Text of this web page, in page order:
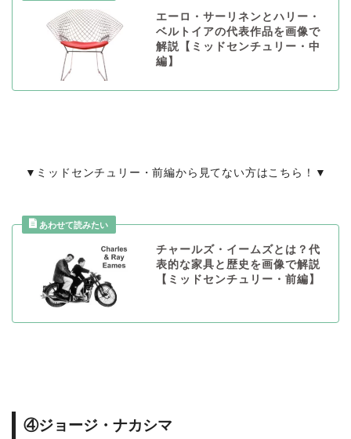
エーロ・サーリネンとハリー・
ベルトイアの代表作品を画像で
解説【ミッドセンチュリー・中
編】
▼ミッドセンチュリー・前編から見てない方はこちら！▼
チャールズ・イームズとは？代
表的な家具と歴史を画像で解説
【ミッドセンチュリー・前編】
④ジョージ・ナカシマ